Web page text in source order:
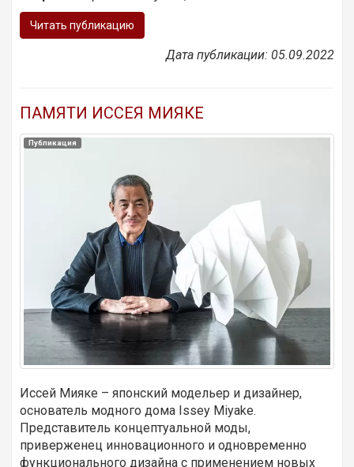
Читать публикацию
Дата публикации: 05.09.2022
ПАМЯТИ ИССЕЯ МИЯКЕ
Публикация
Иссей Мияке – японский модельер и дизайнер,
основатель модного дома Issey Miyake.
Представитель концептуальной моды,
приверженец инновационного и одновременно
функционального дизайна с применением новых